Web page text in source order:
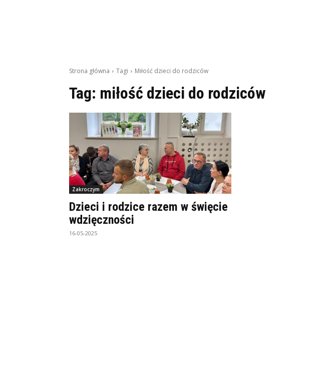
Strona główna Tagi Miłość dzieci do rodziców
Tag: miłość dzieci do rodziców
Zakroczym
Dzieci i rodzice razem w święcie
wdzięczności
16-05-2025